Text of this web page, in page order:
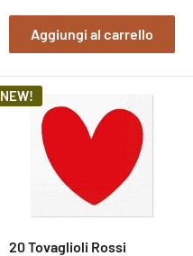
Aggiungi al carrello
NEW!
20 Tovaglioli Rossi